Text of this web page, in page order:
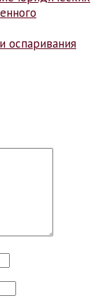
оспаривания